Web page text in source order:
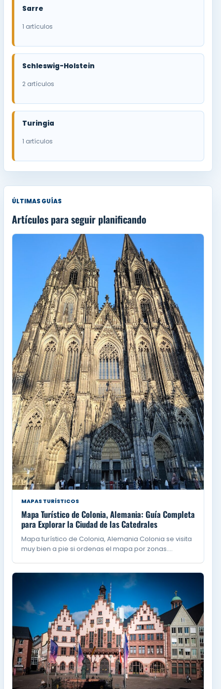
Sarre
1 artículos
Schleswig-Holstein
2 artículos
Turingia
1 artículos
ÚLTIMAS GUÍAS
Artículos para seguir planificando
MAPAS TURÍSTICOS
Mapa Turístico de Colonia, Alemania: Guía Completa
para Explorar la Ciudad de las Catedrales
Mapa turístico de Colonia, Alemania Colonia se visita
muy bien a pie si ordenas el mapa por zonas.…